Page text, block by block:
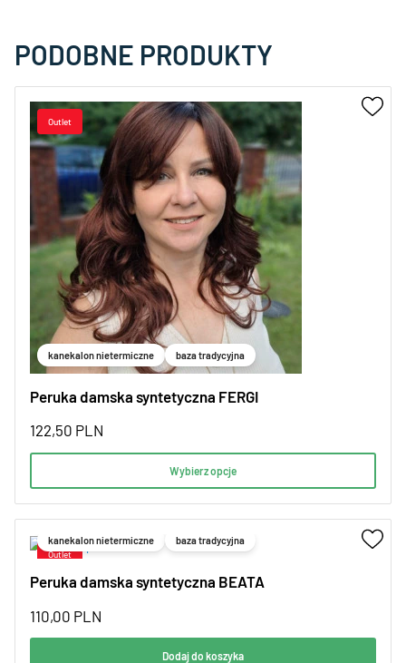
PODOBNE PRODUKTY
kanekalon nietermiczne baza tradycyjna
Peruka damska syntetyczna FERGI
122,50 PLN
Wybierz opcje
kanekalon nietermiczne baza tradycyjna
Peruka damska syntetyczna BEATA
110,00 PLN
Dodaj do koszyka